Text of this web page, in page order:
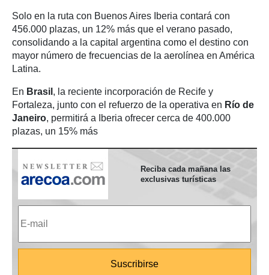
Solo en la ruta con Buenos Aires Iberia contará con
456.000 plazas, un 12% más que el verano pasado,
consolidando a la capital argentina como el destino con
mayor número de frecuencias de la aerolínea en América
Latina.
En Brasil , la reciente incorporación de Recife y
Fortaleza, junto con el refuerzo de la operativa en Río de
Janeiro, permitirá a Iberia ofrecer cerca de 400.000
plazas, un 15% más
Reciba cada mañana las
exclusivas turísticas